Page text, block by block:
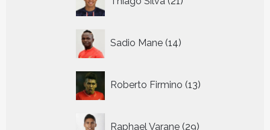
producten
Sadio Mane 14
producten
Roberto Firmino 13
producten
Raphael Varane 29